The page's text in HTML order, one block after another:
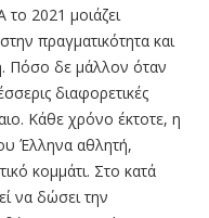
2021 μοιάζει
πραγματικότητα και
Πόσο δε μάλλον όταν
διαφορετικές
Κάθε χρόνο έκτοτε, η
Έλληνα αθλητή,
κομμάτι. Στο κατά
να δώσει την